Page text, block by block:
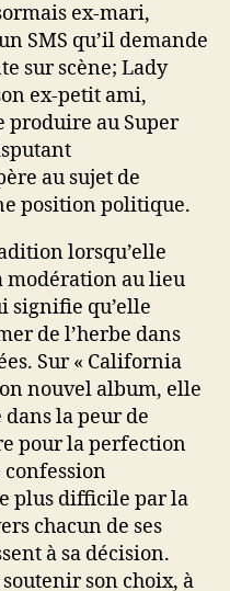
ex-mari,
SMS qu’il demande
sur scène; Lady
ex-petit ami,
produire au Super
au sujet de
position politique.
lorsqu’elle
modération au lieu
signifie qu’elle
de l’herbe dans
Sur « California
nouvel album, elle
la peur de
pour la perfection
confession
plus difficile par la
chacun de ses
à sa décision.
son choix, à